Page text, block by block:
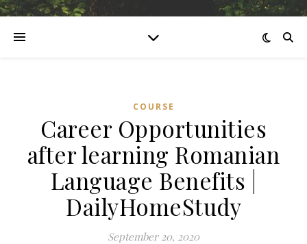
COURSE
Career Opportunities
after learning Romanian
Language Benefits |
DailyHomeStudy
September 20, 2020